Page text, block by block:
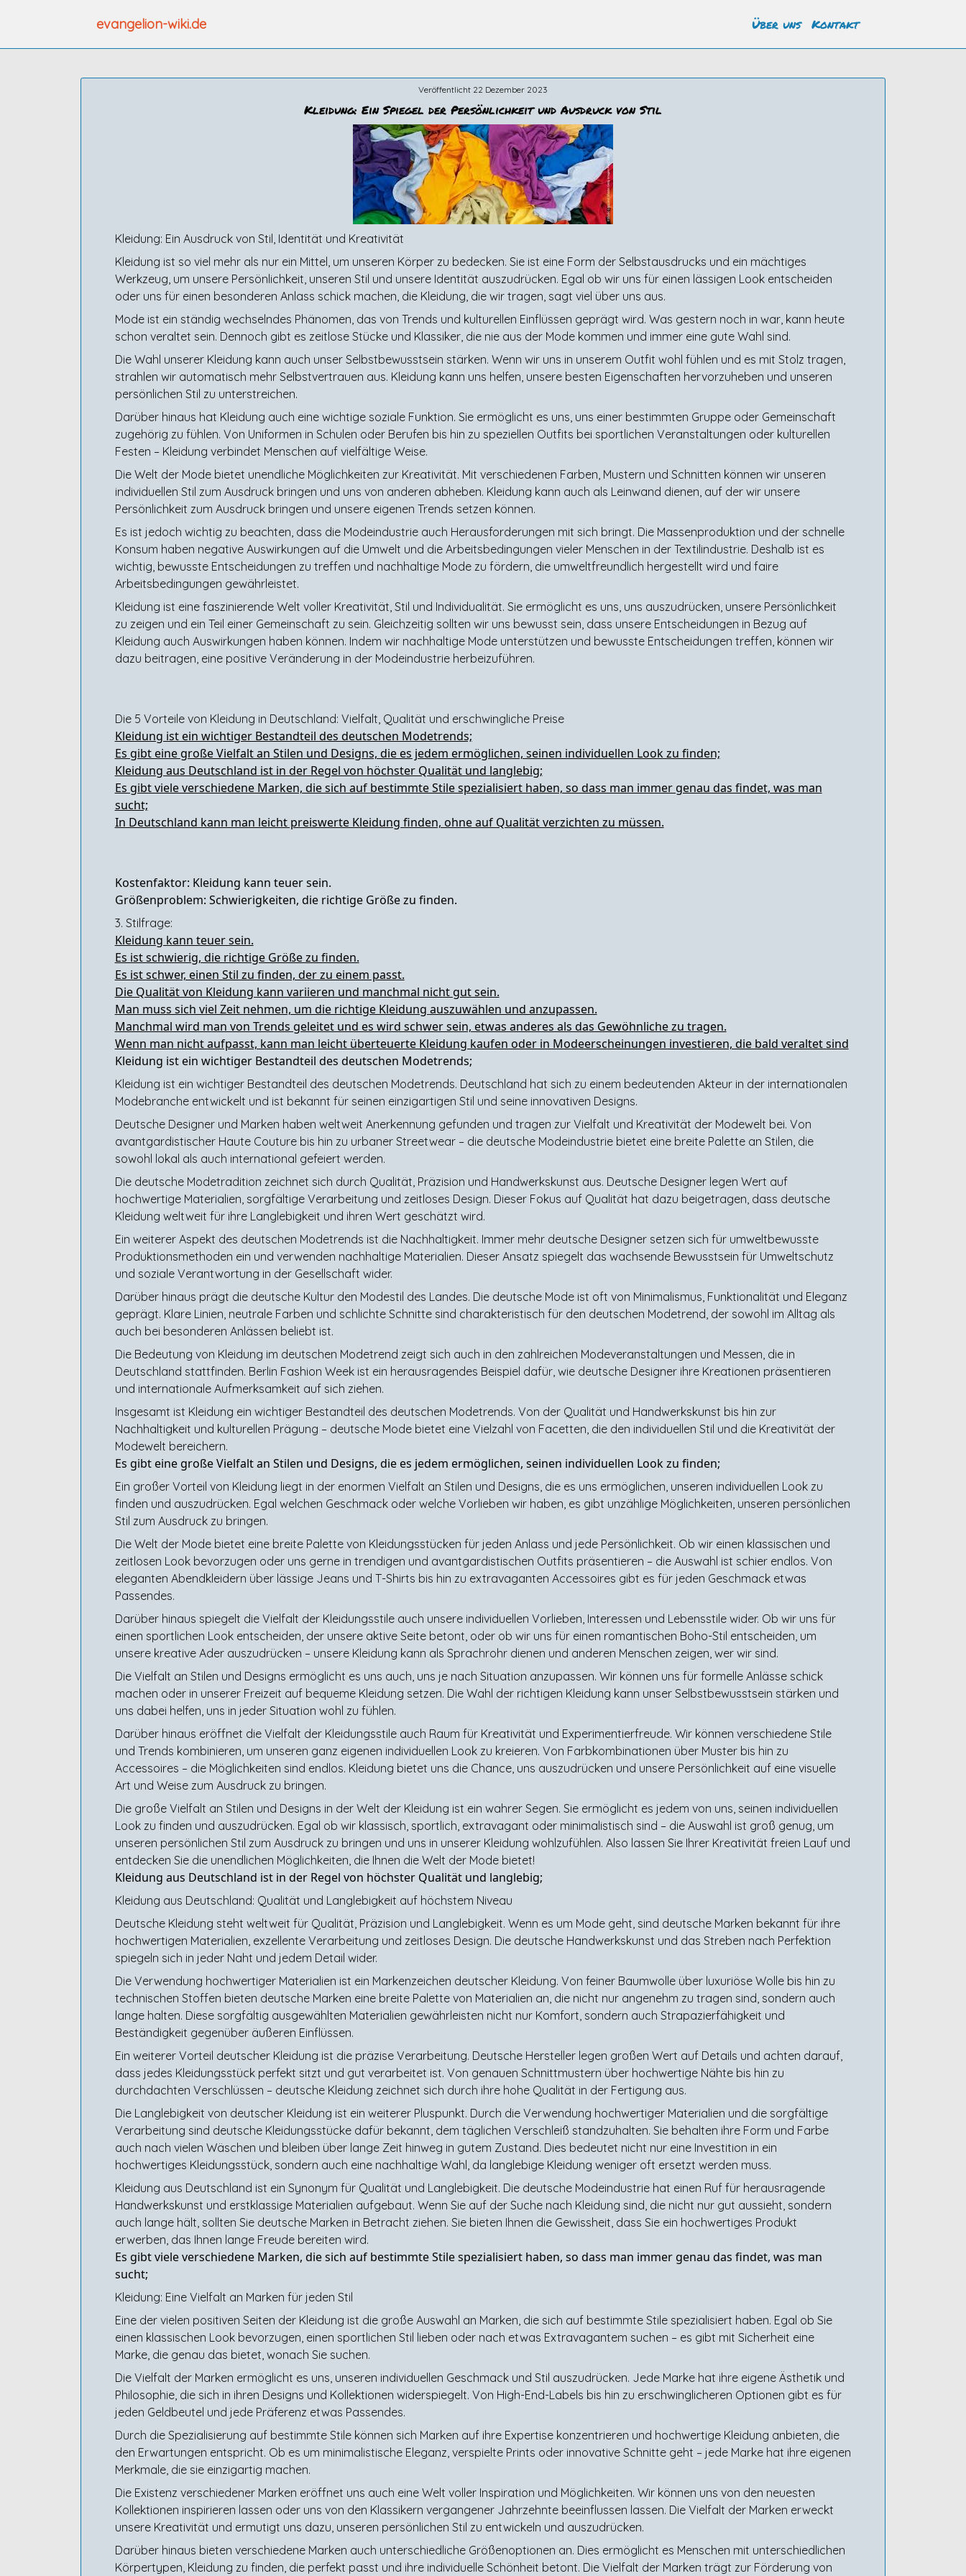
evangelion-wiki.de Über uns Kontakt
Veröffentlicht 22 Dezember 2023
Kleidung: Ein Spiegel der Persönlichkeit und Ausdruck von Stil
Kleidung: Ein Ausdruck von Stil, Identität und Kreativität
Kleidung ist so viel mehr als nur ein Mittel, um unseren Körper zu bedecken. Sie ist eine Form der Selbstausdrucks und ein mächtiges
Werkzeug, um unsere Persönlichkeit, unseren Stil und unsere Identität auszudrücken. Egal ob wir uns für einen lässigen Look entscheiden
oder uns für einen besonderen Anlass schick machen, die Kleidung, die wir tragen, sagt viel über uns aus.
Mode ist ein ständig wechselndes Phänomen, das von Trends und kulturellen Einflüssen geprägt wird. Was gestern noch in war, kann heute
schon veraltet sein. Dennoch gibt es zeitlose Stücke und Klassiker, die nie aus der Mode kommen und immer eine gute Wahl sind.
Die Wahl unserer Kleidung kann auch unser Selbstbewusstsein stärken. Wenn wir uns in unserem Outfit wohl fühlen und es mit Stolz tragen,
strahlen wir automatisch mehr Selbstvertrauen aus. Kleidung kann uns helfen, unsere besten Eigenschaften hervorzuheben und unseren
persönlichen Stil zu unterstreichen.
Darüber hinaus hat Kleidung auch eine wichtige soziale Funktion. Sie ermöglicht es uns, uns einer bestimmten Gruppe oder Gemeinschaft
zugehörig zu fühlen. Von Uniformen in Schulen oder Berufen bis hin zu speziellen Outfits bei sportlichen Veranstaltungen oder kulturellen
Festen – Kleidung verbindet Menschen auf vielfältige Weise.
Die Welt der Mode bietet unendliche Möglichkeiten zur Kreativität. Mit verschiedenen Farben, Mustern und Schnitten können wir unseren
individuellen Stil zum Ausdruck bringen und uns von anderen abheben. Kleidung kann auch als Leinwand dienen, auf der wir unsere
Persönlichkeit zum Ausdruck bringen und unsere eigenen Trends setzen können.
Es ist jedoch wichtig zu beachten, dass die Modeindustrie auch Herausforderungen mit sich bringt. Die Massenproduktion und der schnelle
Konsum haben negative Auswirkungen auf die Umwelt und die Arbeitsbedingungen vieler Menschen in der Textilindustrie. Deshalb ist es
wichtig, bewusste Entscheidungen zu treffen und nachhaltige Mode zu fördern, die umweltfreundlich hergestellt wird und faire
Arbeitsbedingungen gewährleistet.
Kleidung ist eine faszinierende Welt voller Kreativität, Stil und Individualität. Sie ermöglicht es uns, uns auszudrücken, unsere Persönlichkeit
zu zeigen und ein Teil einer Gemeinschaft zu sein. Gleichzeitig sollten wir uns bewusst sein, dass unsere Entscheidungen in Bezug auf
Kleidung auch Auswirkungen haben können. Indem wir nachhaltige Mode unterstützen und bewusste Entscheidungen treffen, können wir
dazu beitragen, eine positive Veränderung in der Modeindustrie herbeizuführen.
Die 5 Vorteile von Kleidung in Deutschland: Vielfalt, Qualität und erschwingliche Preise
Kleidung ist ein wichtiger Bestandteil des deutschen Modetrends;
Es gibt eine große Vielfalt an Stilen und Designs, die es jedem ermöglichen, seinen individuellen Look zu finden;
Kleidung aus Deutschland ist in der Regel von höchster Qualität und langlebig;
Es gibt viele verschiedene Marken, die sich auf bestimmte Stile spezialisiert haben, so dass man immer genau das findet, was man
sucht;
In Deutschland kann man leicht preiswerte Kleidung finden, ohne auf Qualität verzichten zu müssen.
Kostenfaktor: Kleidung kann teuer sein.
Größenproblem: Schwierigkeiten, die richtige Größe zu finden.
3. Stilfrage:
Kleidung kann teuer sein.
Es ist schwierig, die richtige Größe zu finden.
Es ist schwer, einen Stil zu finden, der zu einem passt.
Die Qualität von Kleidung kann variieren und manchmal nicht gut sein.
Man muss sich viel Zeit nehmen, um die richtige Kleidung auszuwählen und anzupassen.
Manchmal wird man von Trends geleitet und es wird schwer sein, etwas anderes als das Gewöhnliche zu tragen.
Wenn man nicht aufpasst, kann man leicht überteuerte Kleidung kaufen oder in Modeerscheinungen investieren, die bald veraltet sind
Kleidung ist ein wichtiger Bestandteil des deutschen Modetrends;
Kleidung ist ein wichtiger Bestandteil des deutschen Modetrends. Deutschland hat sich zu einem bedeutenden Akteur in der internationalen
Modebranche entwickelt und ist bekannt für seinen einzigartigen Stil und seine innovativen Designs.
Deutsche Designer und Marken haben weltweit Anerkennung gefunden und tragen zur Vielfalt und Kreativität der Modewelt bei. Von
avantgardistischer Haute Couture bis hin zu urbaner Streetwear – die deutsche Modeindustrie bietet eine breite Palette an Stilen, die
sowohl lokal als auch international gefeiert werden.
Die deutsche Modetradition zeichnet sich durch Qualität, Präzision und Handwerkskunst aus. Deutsche Designer legen Wert auf
hochwertige Materialien, sorgfältige Verarbeitung und zeitloses Design. Dieser Fokus auf Qualität hat dazu beigetragen, dass deutsche
Kleidung weltweit für ihre Langlebigkeit und ihren Wert geschätzt wird.
Ein weiterer Aspekt des deutschen Modetrends ist die Nachhaltigkeit. Immer mehr deutsche Designer setzen sich für umweltbewusste
Produktionsmethoden ein und verwenden nachhaltige Materialien. Dieser Ansatz spiegelt das wachsende Bewusstsein für Umweltschutz
und soziale Verantwortung in der Gesellschaft wider.
Darüber hinaus prägt die deutsche Kultur den Modestil des Landes. Die deutsche Mode ist oft von Minimalismus, Funktionalität und Eleganz
geprägt. Klare Linien, neutrale Farben und schlichte Schnitte sind charakteristisch für den deutschen Modetrend, der sowohl im Alltag als
auch bei besonderen Anlässen beliebt ist.
Die Bedeutung von Kleidung im deutschen Modetrend zeigt sich auch in den zahlreichen Modeveranstaltungen und Messen, die in
Deutschland stattfinden. Berlin Fashion Week ist ein herausragendes Beispiel dafür, wie deutsche Designer ihre Kreationen präsentieren
und internationale Aufmerksamkeit auf sich ziehen.
Insgesamt ist Kleidung ein wichtiger Bestandteil des deutschen Modetrends. Von der Qualität und Handwerkskunst bis hin zur
Nachhaltigkeit und kulturellen Prägung – deutsche Mode bietet eine Vielzahl von Facetten, die den individuellen Stil und die Kreativität der
Modewelt bereichern.
Es gibt eine große Vielfalt an Stilen und Designs, die es jedem ermöglichen, seinen individuellen Look zu finden;
Ein großer Vorteil von Kleidung liegt in der enormen Vielfalt an Stilen und Designs, die es uns ermöglichen, unseren individuellen Look zu
finden und auszudrücken. Egal welchen Geschmack oder welche Vorlieben wir haben, es gibt unzählige Möglichkeiten, unseren persönlichen
Stil zum Ausdruck zu bringen.
Die Welt der Mode bietet eine breite Palette von Kleidungsstücken für jeden Anlass und jede Persönlichkeit. Ob wir einen klassischen und
zeitlosen Look bevorzugen oder uns gerne in trendigen und avantgardistischen Outfits präsentieren – die Auswahl ist schier endlos. Von
eleganten Abendkleidern über lässige Jeans und T-Shirts bis hin zu extravaganten Accessoires gibt es für jeden Geschmack etwas
Passendes.
Darüber hinaus spiegelt die Vielfalt der Kleidungsstile auch unsere individuellen Vorlieben, Interessen und Lebensstile wider. Ob wir uns für
einen sportlichen Look entscheiden, der unsere aktive Seite betont, oder ob wir uns für einen romantischen Boho-Stil entscheiden, um
unsere kreative Ader auszudrücken – unsere Kleidung kann als Sprachrohr dienen und anderen Menschen zeigen, wer wir sind.
Die Vielfalt an Stilen und Designs ermöglicht es uns auch, uns je nach Situation anzupassen. Wir können uns für formelle Anlässe schick
machen oder in unserer Freizeit auf bequeme Kleidung setzen. Die Wahl der richtigen Kleidung kann unser Selbstbewusstsein stärken und
uns dabei helfen, uns in jeder Situation wohl zu fühlen.
Darüber hinaus eröffnet die Vielfalt der Kleidungsstile auch Raum für Kreativität und Experimentierfreude. Wir können verschiedene Stile
und Trends kombinieren, um unseren ganz eigenen individuellen Look zu kreieren. Von Farbkombinationen über Muster bis hin zu
Accessoires – die Möglichkeiten sind endlos. Kleidung bietet uns die Chance, uns auszudrücken und unsere Persönlichkeit auf eine visuelle
Art und Weise zum Ausdruck zu bringen.
Die große Vielfalt an Stilen und Designs in der Welt der Kleidung ist ein wahrer Segen. Sie ermöglicht es jedem von uns, seinen individuellen
Look zu finden und auszudrücken. Egal ob wir klassisch, sportlich, extravagant oder minimalistisch sind – die Auswahl ist groß genug, um
unseren persönlichen Stil zum Ausdruck zu bringen und uns in unserer Kleidung wohlzufühlen. Also lassen Sie Ihrer Kreativität freien Lauf und
entdecken Sie die unendlichen Möglichkeiten, die Ihnen die Welt der Mode bietet!
Kleidung aus Deutschland ist in der Regel von höchster Qualität und langlebig;
Kleidung aus Deutschland: Qualität und Langlebigkeit auf höchstem Niveau
Deutsche Kleidung steht weltweit für Qualität, Präzision und Langlebigkeit. Wenn es um Mode geht, sind deutsche Marken bekannt für ihre
hochwertigen Materialien, exzellente Verarbeitung und zeitloses Design. Die deutsche Handwerkskunst und das Streben nach Perfektion
spiegeln sich in jeder Naht und jedem Detail wider.
Die Verwendung hochwertiger Materialien ist ein Markenzeichen deutscher Kleidung. Von feiner Baumwolle über luxuriöse Wolle bis hin zu
technischen Stoffen bieten deutsche Marken eine breite Palette von Materialien an, die nicht nur angenehm zu tragen sind, sondern auch
lange halten. Diese sorgfältig ausgewählten Materialien gewährleisten nicht nur Komfort, sondern auch Strapazierfähigkeit und
Beständigkeit gegenüber äußeren Einflüssen.
Ein weiterer Vorteil deutscher Kleidung ist die präzise Verarbeitung. Deutsche Hersteller legen großen Wert auf Details und achten darauf,
dass jedes Kleidungsstück perfekt sitzt und gut verarbeitet ist. Von genauen Schnittmustern über hochwertige Nähte bis hin zu
durchdachten Verschlüssen – deutsche Kleidung zeichnet sich durch ihre hohe Qualität in der Fertigung aus.
Die Langlebigkeit von deutscher Kleidung ist ein weiterer Pluspunkt. Durch die Verwendung hochwertiger Materialien und die sorgfältige
Verarbeitung sind deutsche Kleidungsstücke dafür bekannt, dem täglichen Verschleiß standzuhalten. Sie behalten ihre Form und Farbe
auch nach vielen Wäschen und bleiben über lange Zeit hinweg in gutem Zustand. Dies bedeutet nicht nur eine Investition in ein
hochwertiges Kleidungsstück, sondern auch eine nachhaltige Wahl, da langlebige Kleidung weniger oft ersetzt werden muss.
Kleidung aus Deutschland ist ein Synonym für Qualität und Langlebigkeit. Die deutsche Modeindustrie hat einen Ruf für herausragende
Handwerkskunst und erstklassige Materialien aufgebaut. Wenn Sie auf der Suche nach Kleidung sind, die nicht nur gut aussieht, sondern
auch lange hält, sollten Sie deutsche Marken in Betracht ziehen. Sie bieten Ihnen die Gewissheit, dass Sie ein hochwertiges Produkt
erwerben, das Ihnen lange Freude bereiten wird.
Es gibt viele verschiedene Marken, die sich auf bestimmte Stile spezialisiert haben, so dass man immer genau das findet, was man
sucht;
Kleidung: Eine Vielfalt an Marken für jeden Stil
Eine der vielen positiven Seiten der Kleidung ist die große Auswahl an Marken, die sich auf bestimmte Stile spezialisiert haben. Egal ob Sie
einen klassischen Look bevorzugen, einen sportlichen Stil lieben oder nach etwas Extravagantem suchen – es gibt mit Sicherheit eine
Marke, die genau das bietet, wonach Sie suchen.
Die Vielfalt der Marken ermöglicht es uns, unseren individuellen Geschmack und Stil auszudrücken. Jede Marke hat ihre eigene Ästhetik und
Philosophie, die sich in ihren Designs und Kollektionen widerspiegelt. Von High-End-Labels bis hin zu erschwinglicheren Optionen gibt es für
jeden Geldbeutel und jede Präferenz etwas Passendes.
Durch die Spezialisierung auf bestimmte Stile können sich Marken auf ihre Expertise konzentrieren und hochwertige Kleidung anbieten, die
den Erwartungen entspricht. Ob es um minimalistische Eleganz, verspielte Prints oder innovative Schnitte geht – jede Marke hat ihre eigenen
Merkmale, die sie einzigartig machen.
Die Existenz verschiedener Marken eröffnet uns auch eine Welt voller Inspiration und Möglichkeiten. Wir können uns von den neuesten
Kollektionen inspirieren lassen oder uns von den Klassikern vergangener Jahrzehnte beeinflussen lassen. Die Vielfalt der Marken erweckt
unsere Kreativität und ermutigt uns dazu, unseren persönlichen Stil zu entwickeln und auszudrücken.
Darüber hinaus bieten verschiedene Marken auch unterschiedliche Größenoptionen an. Dies ermöglicht es Menschen mit unterschiedlichen
Körpertypen, Kleidung zu finden, die perfekt passt und ihre individuelle Schönheit betont. Die Vielfalt der Marken trägt zur Förderung von